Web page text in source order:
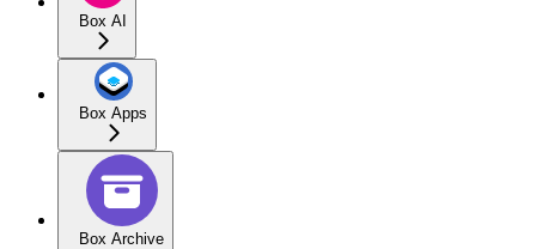
Box AI
Box Apps
Box Archive